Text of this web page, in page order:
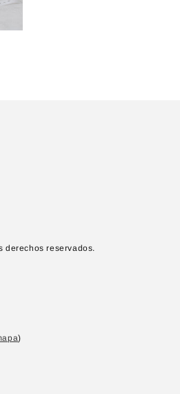
derechos reservados.
)